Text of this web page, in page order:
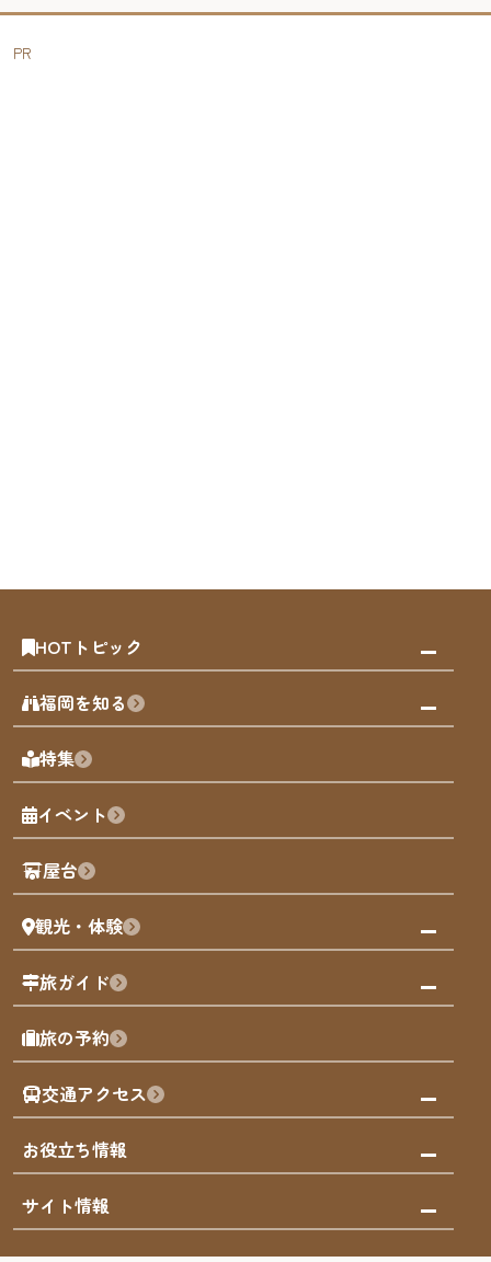
PR
HOTトピック
みんなの旅行記
天神エリア
博多旧市街
福岡城
歴史・文化
福岡を知る
福岡の見どころ
福岡の魅力
観光カレンダー
観光PR動画
まち歩き
福岡グルメ
福岡を楽しむ
福岡のアート
福岡のナイトタイム
福岡の歴史・文化
サステナブルツーリズム
福岡検定
よかなび音声ガイド
特集
イベント
屋台
観光・体験
観る・遊ぶ
屋台
買う
体験
泊まる
旅ガイド
モデルコース
AIおまかせコース
オリジナルプラン
みんなの旅行記
旅の予約
交通アクセス
市内交通ガイド
お得なチケット
お役立ち情報
お知らせ
災害情報
サイト情報
まち歩き・体験プログラム掲載申込